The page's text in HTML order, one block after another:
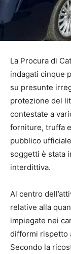
La Procura di
indagati cinque
su presunte
protezione del
contestate a
forniture, truffa
pubblico
soggetti è stata
interdittiva.
Al centro
relative alla
impiegate nei
difformi rispetto
Secondo la